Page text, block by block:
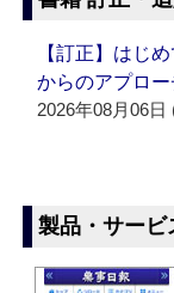
【訂正】はじ
からのアプロー
2026年08月06日
製品・サービ